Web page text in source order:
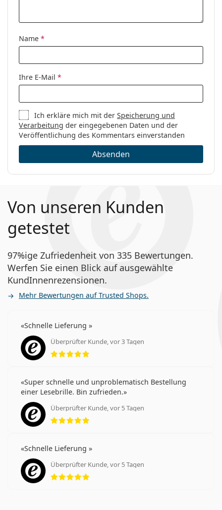
Marke:
Michael Kors
Code:
Name *
Ihre E-Mail *
Ich erkläre mich mit derSpeicherung und
Verarbeitung der eingegebenen Daten und der
Veröffentlichung des Kommentars einverstanden
Absenden
Von unseren Kunden
getestet
97%ige Zufriedenheit von 335 Bewertungen.
Werfen Sie einen Blick auf ausgewählte
KundInnenrezensionen.
Mehr Bewertungen auf Trusted Shops.
Schnelle Lieferung
Überprüfter Kunde, vor 3 Tagen
Bewertung 5 aus 5
Super schnelle und unproblematisch Bestellung
einer Lesebrille. Bin zufrieden.
Überprüfter Kunde, vor 5 Tagen
Bewertung 5 aus 5
Schnelle Lieferung
Überprüfter Kunde, vor 5 Tagen
Bewertung 5 aus 5